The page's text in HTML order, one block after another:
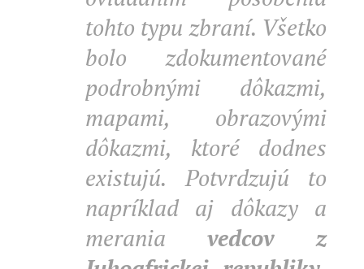
tohto typu zbraní. Všetko
bolo zdokumentované
podrobnými dôkazmi,
mapami, obrazovými
dôkazmi, ktoré dodnes
existujú. Potvrdzujú to
napríklad aj dôkazy a
merania vedcov z